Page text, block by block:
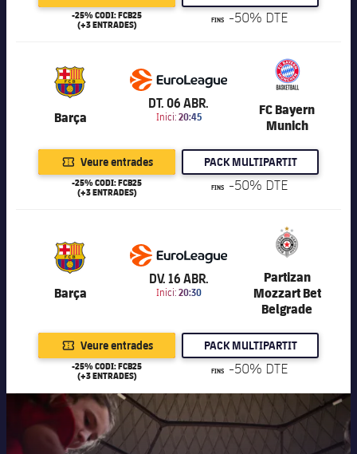
-25% CODI: FCB25
(+3 ENTRADES)
FINS -50% DTE
Barça
6.201
DT. 06 ABR.
Inici: 20:45
FC Bayern
Munich
Veure entrades
-25% CODI: FCB25
(+3 ENTRADES)
PACK MULTIPARTIT
FINS -50% DTE
Barça
6.201
DV. 16 ABR.
Inici: 20:30
Partizan
Mozzart Bet
Belgrade
Veure entrades
-25% CODI: FCB25
(+3 ENTRADES)
PACK MULTIPARTIT
FINS -50% DTE